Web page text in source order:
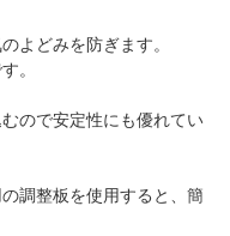
よどみを防ぎます。
。
ので安定性にも優れてい
調整板を使用すると、簡